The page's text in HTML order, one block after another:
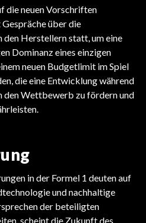
die neuen Vorschriften
über die
den Herstellern statt, um eine
Dominanz eines einzigen
neuen Budgetlimit im Spiel
die eine Entwicklung während
den Wettbewerb zu fördern und
in der Formel 1 deuten auf
und nachhaltige
der beteiligten
scheint die Zukunft des